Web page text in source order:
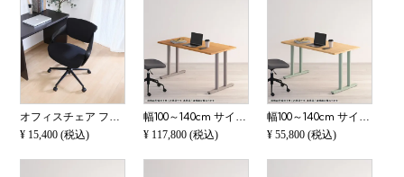
オフィスチェア ファブリック 回転 いす 肘付き パソコンチェア 昇降 デスクチェア おしゃれ ワークチェア ロッキング機能 モダン ブラック グレー ホワイト ライトブルー
¥ 15,400 (税込)
幅100～140cm サイズオーダーデスク Sizeno(シゼノ) パソコンデスク ホワイトオーク 無垢材 木製 T字脚 スチール脚 天然木 パソコンデスク 切り欠き オフィスデスク テレワークデスク 勉強机 おしゃれ ウッディモダ
¥ 117,800 (税込)
幅100～140cm サイズオーダーデスク Sizeno(シゼノ) パソコンデスク ラバーウッド 集成材 木製 T字脚 スチール脚 天然木 パソコンデスク 切り欠き オフィスデスク テレワークデスク 勉強机 おしゃれ 北欧モダン 書斎
¥ 55,800 (税込)